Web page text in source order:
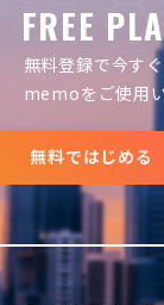
FREE
無料登録で今す
memoをご使用
無料ではじめる